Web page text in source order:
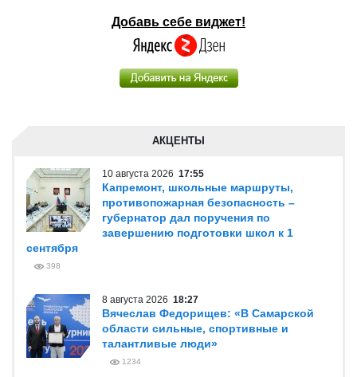
Добавь себе виджет!
АКЦЕНТЫ
10 августа 2026 17:55
Капремонт, школьные маршруты,
противопожарная безопасность –
губернатор дал поручения по
завершению подготовки школ к 1
сентября
398
8 августа 2026 18:27
Вячеслав Федорищев: «В Самарской
области сильные, спортивные и
талантливые люди»
1234